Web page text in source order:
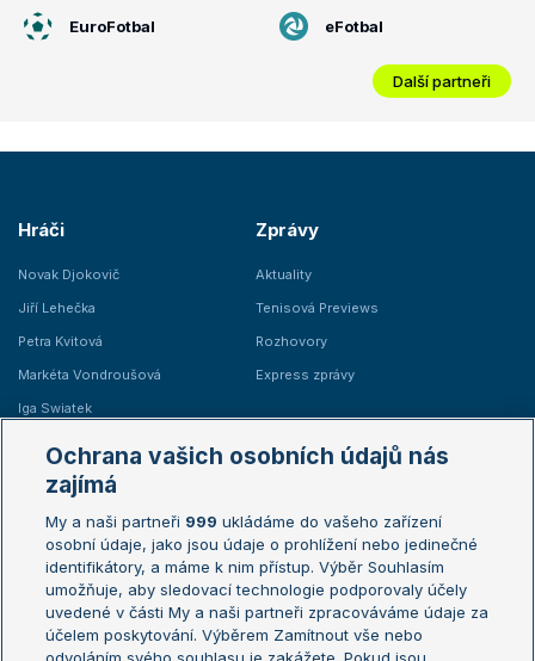
EuroFotbal eFotbal
Další partneři
Hráči
Novak Djokovič
Jiří Lehečka
Petra Kvitová
Markéta Vondroušová
Iga Swiatek
Zprávy
Aktuality
Tenisová Previews
Rozhovory
Express zprávy
Žebříčky
Žebříček ATP (muži)
Žebříček WTA (ženy)
Sázkařský žebříček
Australian Open
French Open
Wimbledon
US Open
Turnaj mistrů
Ochrana vašich osobních údajů nás
zajímá
My a naši partneři 999 ukládáme do vašeho zařízení
osobní údaje, jako jsou údaje o prohlížení nebo jedinečné
identifikátory, a máme k nim přístup. Výběr Souhlasím
umožňuje, aby sledovací technologie podporovaly účely
uvedené v části My a naši partneři zpracováváme údaje za
účelem poskytování. Výběrem Zamítnout vše nebo